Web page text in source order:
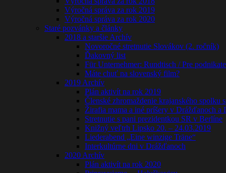
Výročná správa za rok 2019
Výročná správa za rok 2020
Staré pozvánky a články
2018 a staršie Archív
Novoročné stretnutie Slovákov (2. ročník)
Ďakovný list
Für Unternehmer: Rundtisch / Pre
Máte chuť na slovenský film?
2019 Archív
Plán aktivít na rok 2019
Členské zhromaždenie krajanského spolku
Žirafia mama a iné príšery v Drážďanoch a
Stretnutie s pani prezidentkou SR v Berlíne
Knižný veľtrh Lipsko 20. – 24.03.2019
Liederabend „Eine winzige Träne“
Interkultúrne dni v Drážďanoch
2020 Archív
Plán aktivít na rok 2020